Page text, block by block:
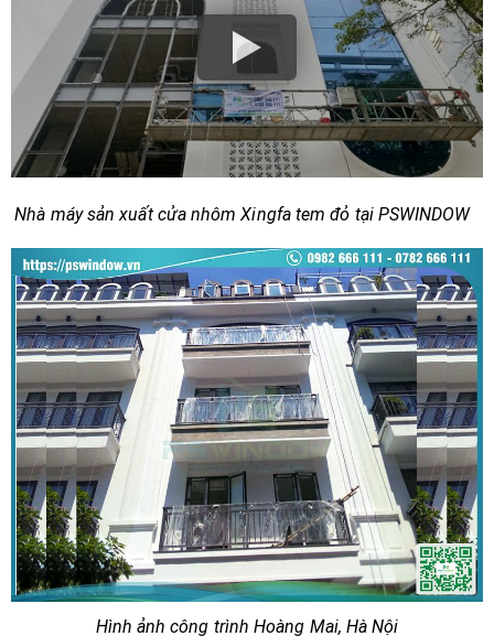
Nhà máy sản xuất cửa nhôm Xingfa tem đỏ tại PSWINDOW
Hình ảnh công trình Hoàng Mai, Hà Nội